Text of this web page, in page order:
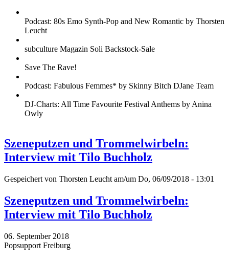
Podcast: 80s Emo Synth-Pop and New Romantic by Thorsten
Leucht
subculture Magazin Soli Backstock-Sale
Save The Rave!
Podcast: Fabulous Femmes* by Skinny Bitch DJane Team
DJ-Charts: All Time Favourite Festival Anthems by Anina
Owly
Szeneputzen und Trommelwirbeln:
Interview mit Tilo Buchholz
Gespeichert von Thorsten Leucht am/um Do, 06/09/2018 - 13:01
Szeneputzen und Trommelwirbeln:
Interview mit Tilo Buchholz
06. September 2018
Popsupport Freiburg